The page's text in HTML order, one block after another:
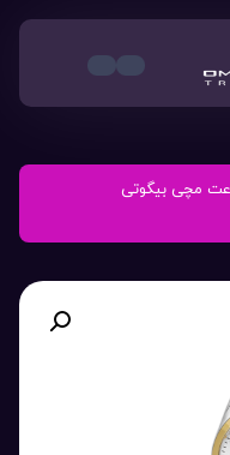
مچی بیگوتی